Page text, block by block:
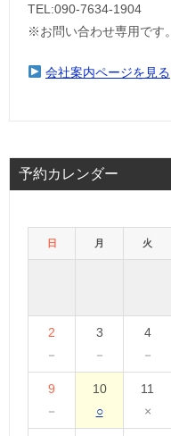
TEL:090-7634-1904
※お問い合わせ専用です。
会社案内ページを見る
予約カレンダー
日 月 火
2
－
3
－
4
－
9
－
10
○
11
×